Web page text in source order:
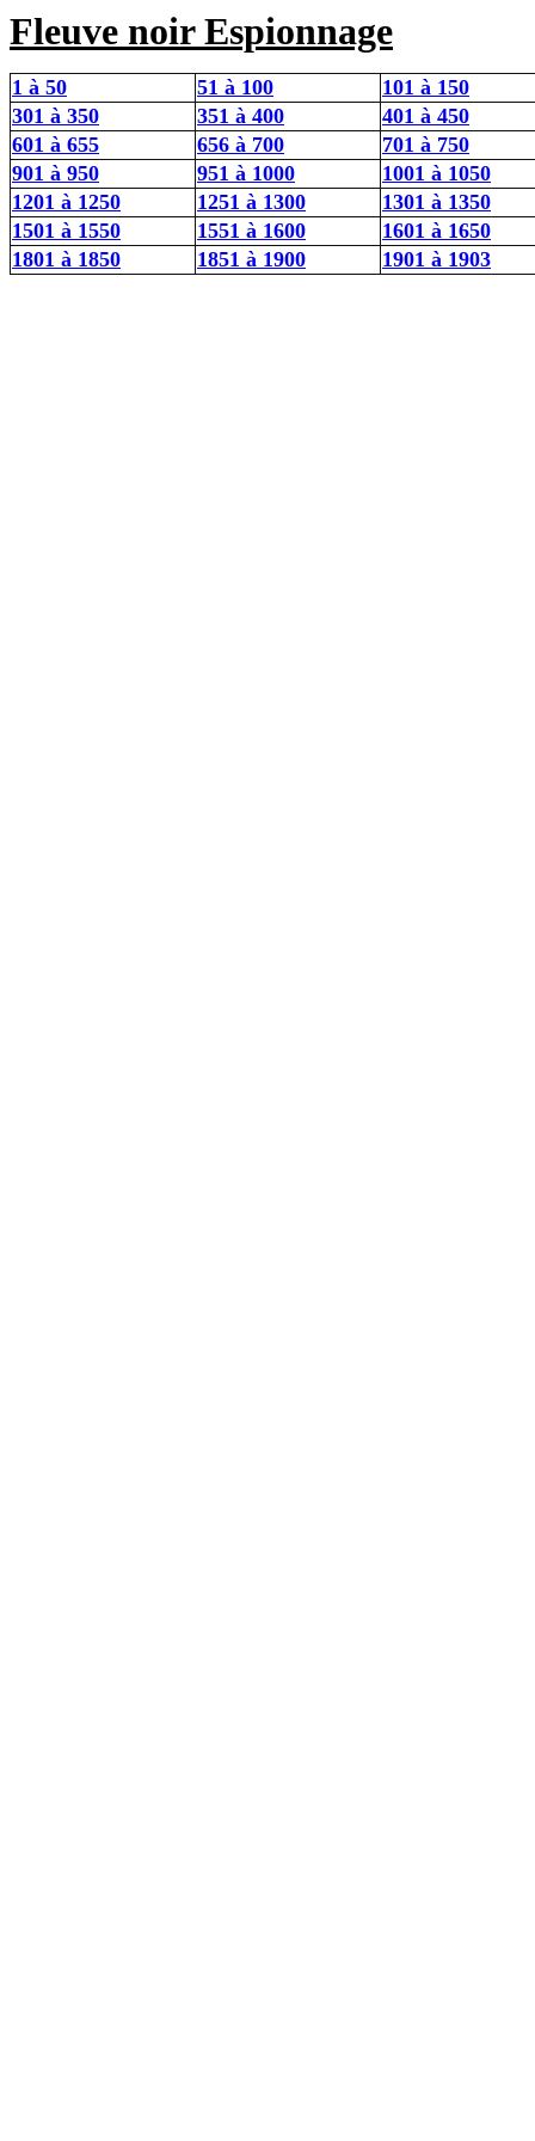
Fleuve noir Espionnage
1 à 50 51 à 100
101 à 150
301 à 350
351 à 400
401 à 450
601 à 655
656 à 700
701 à 750
901 à 950
951 à 1000
1001 à 1050
1201 à 1250
1251 à 1300
1301 à 1350
1501 à 1550
1551 à 1600
1601 à 1650
1801 à 1850
1851 à 1900 1901 à 1903